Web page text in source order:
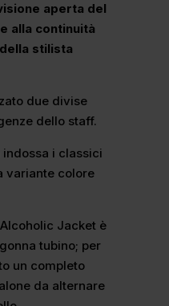
aperta del
alla continuità
stilista
due divise
dello staff.
i classici
variante colore
Jacket è
tubino; per
un completo
da alternare